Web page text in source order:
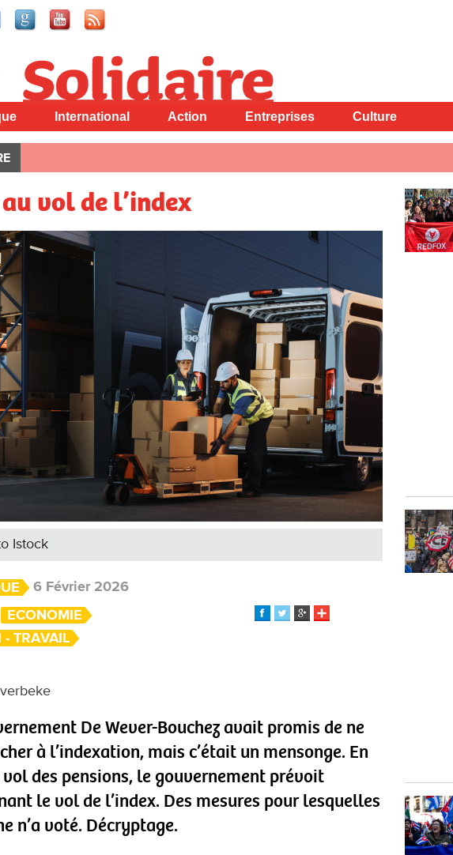
International Action Entreprises Culture
vol de l’index
Istock
6 Février 2026
ECONOMIE
- TRAVAIL
De Wever-Bouchez avait promis de ne
à l’indexation, mais c’était un mensonge. En
des pensions, le gouvernement prévoit
le vol de l’index. Des mesures pour lesquelles
n’a voté. Décryptage.